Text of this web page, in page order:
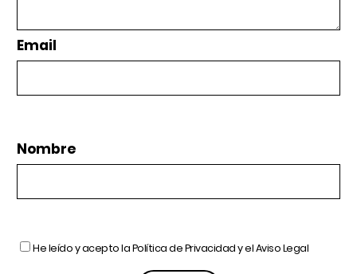
Email
Nombre
He leído y acepto laPolítica de Privacidady elAviso Legal